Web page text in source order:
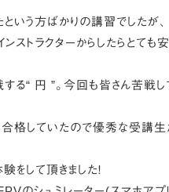
いう方ばかりの講習でしたが、
ストラクターからしたらとて
“ 円 ”。今回も皆さん苦戦して
合格していたので優秀な受講生た
して頂きました！